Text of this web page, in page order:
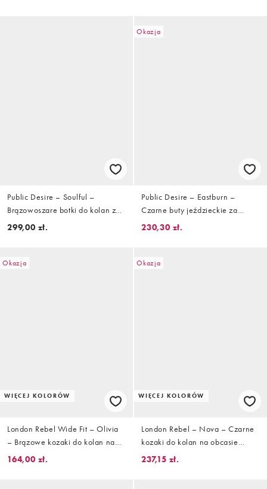
Public Desire – Soulful –
Brązowoszare botki do kolan z
uprzężą
299,00 zł.
Okazja
Public Desire – Eastburn –
Czarne buty jeździeckie za
kolano
230,30 zł.
Okazja
WIĘCEJ KOLORÓW
London Rebel Wide Fit – Olivia
– Brązowe kozaki do kolan na
grubej podeszwie
164,00 zł.
Okazja
WIĘCEJ KOLORÓW
London Rebel – Nova – Czarne
kozaki do kolan na obcasie
klockowym
237,15 zł.